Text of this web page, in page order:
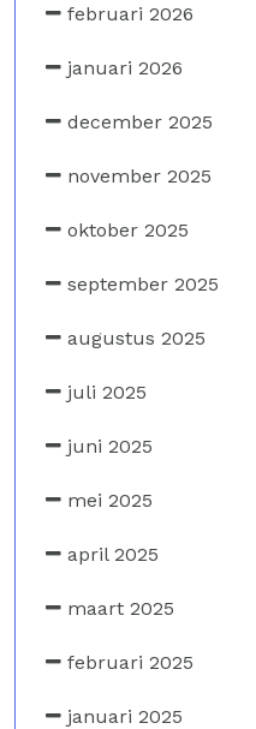
februari 2026
januari 2026
december 2025
november 2025
oktober 2025
september 2025
augustus 2025
juli 2025
juni 2025
mei 2025
april 2025
maart 2025
februari 2025
januari 2025